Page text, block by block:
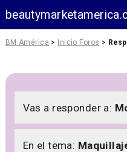
BM América > Inicio Foros >
Vas a responder a:
En el tema: